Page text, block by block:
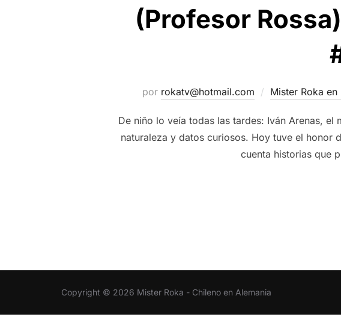
(Profesor Rossa)
por rokatv@hotmail.com Mister Roka en
De niño lo veía todas las tardes: Iván Arenas,
naturaleza y datos curiosos. Hoy tuve el honor
cuenta historias que
Copyright © 2026 Mister Roka - Chileno en Alemania